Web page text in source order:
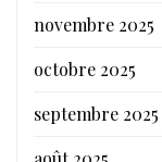
novembre 2025
octobre 2025
septembre 2025